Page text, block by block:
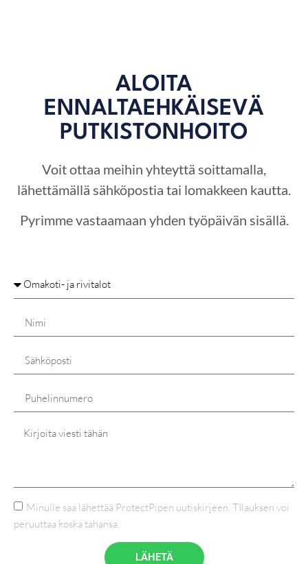
ALOITA
ENNALTAEHKÄISEVÄ
PUTKISTONHOITO
Voit ottaa meihin yhteyttä soittamalla,
lähettämällä sähköpostia tai lomakkeen kautta.
Pyrimme vastaamaan yhden työpäivän sisällä.
Minulle saa lähettää ProtectPipen uutiskirjeen. TIlauksen voi
peruuttaa koska tahansa.
LÄHETÄ